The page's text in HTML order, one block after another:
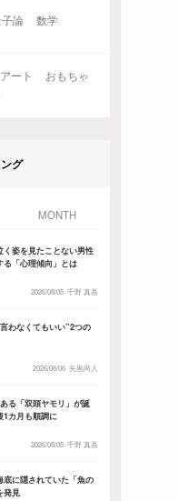
論 数学
ート
おもちゃ
グ
MONTH
く姿を見たことない男性
る「心理傾向」とは
2026/08/05 千野 真吾
わなくてもいい”2つの
2026/08/06 矢黒尚人
る「双頭ヤモリ」が誕
1カ月も順調に
2026/08/05 千野 真吾
底に隠されていた「魚の
発見